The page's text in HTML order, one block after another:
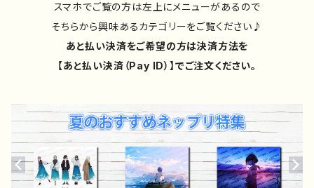
スマホでご覧の方は左上にメニューがあるので
そちらから興味あるカテゴリーをご覧ください♪
あと払い決済をご希望の方は決済方法を
【あと払い決済（Pay ID）】でご注文ください。